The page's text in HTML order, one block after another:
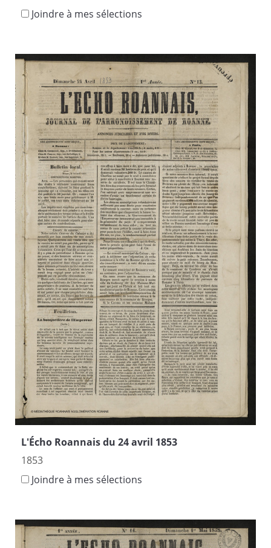
Joindre à mes sélections
L'Écho Roannais du 24 avril 1853
1853
Joindre à mes sélections